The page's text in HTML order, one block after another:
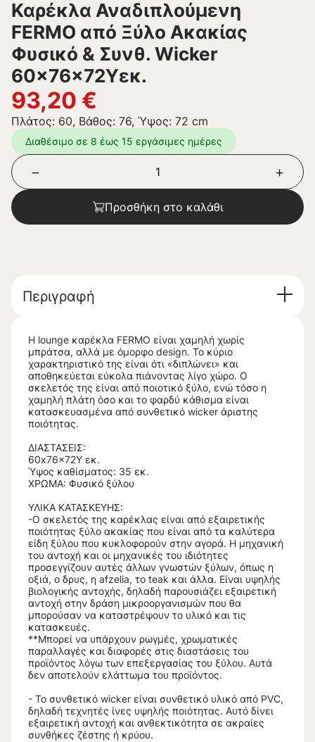
Καρέκλα Αναδιπλούμενη
FERMO από Ξύλο Ακακίας
Φυσικό & Συνθ. Wicker
60x76x72Υεκ.
93,20 €
Πλάτος: 60, Βάθος: 76, Ύψος: 72 cm
Διαθέσιμο σε 8 έως 15 εργάσιμες ημέρες
Προσθήκη στο καλάθι
Περιγραφή
Η lounge καρέκλα FERMO είναι χαμηλή χωρίς
μπράτσα, αλλά με όμορφο design. Το κύριο
χαρακτηριστικό της είναι ότι «διπλώνει» και
αποθηκεύεται εύκολα πιάνοντας λίγο χώρο. Ο
σκελετός της είναι από ποιοτικό ξύλο, ενώ τόσο η
χαμηλή πλάτη όσο και το φαρδύ κάθισμα είναι
κατασκευασμένα από συνθετικό wicker άριστης
ποιότητας.
ΔΙΑΣΤΑΣΕΙΣ:
60x76x72Υ εκ.
Ύψος καθίσματος: 35 εκ.
ΧΡΩΜΑ: Φυσικό ξύλου
ΥΛΙΚΑ ΚΑΤΑΣΚΕΥΗΣ:
-Ο σκελετός της καρέκλας είναι από εξαιρετικής
ποιότητας ξύλο ακακίας που είναι από τα καλύτερα
είδη ξύλου που κυκλοφορούν στην αγορά. Η μηχανική
του αντοχή και οι μηχανικές του ιδιότητες
προσεγγίζουν αυτές άλλων γνωστών ξύλων, όπως η
οξιά, ο δρυς, η afzelia, το teak και άλλα. Είναι υψηλής
βιολογικής αντοχής, δηλαδή παρουσιάζει εξαιρετική
αντοχή στην δράση μικροοργανισμών που θα
μπορούσαν να καταστρέψουν το υλικό και τις
κατασκευές.
**Μπορεί να υπάρχουν ρωγμές, χρωματικές
παραλλαγές και διαφορές στις διαστάσεις του
προϊόντος λόγω των επεξεργασίας του ξύλου. Αυτά
δεν αποτελούν ελάττωμα του προϊόντος.
- Το συνθετικό wicker είναι συνθετικό υλικό από PVC,
δηλαδή τεχνητές ίνες υψηλής ποιότητας. Αυτό δίνει
εξαιρετική αντοχή και ανθεκτικότητα σε ακραίες
συνθήκες ζέστης ή κρύου.